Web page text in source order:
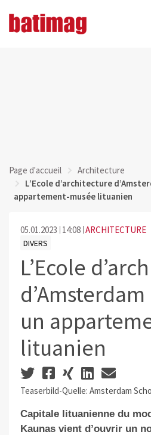
Page d'accueil
Architecture
L’Ecole d’architecture
appartement-musée lituanien
05.01.2023 14:08 ARCHITECTURE
DIVERS
L’Ecole
un
lituanien
Teaserbild-Quelle: Amsterdam
Capitale lituanienne du
Kaunas vient d’ouvrir un